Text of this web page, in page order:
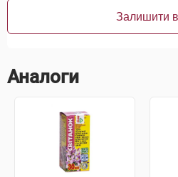
Залишити
Аналоги